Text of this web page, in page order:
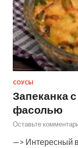
СОУСЫ
Запеканка
фасолью
Оставьте
—> Интересный